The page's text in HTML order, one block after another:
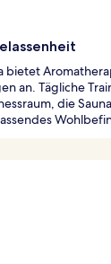
bietet
an. Tägliche
die